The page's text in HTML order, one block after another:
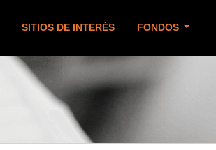
SITIOS DE INTERÉS FONDOS